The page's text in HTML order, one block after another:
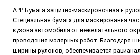
APP Бумага защитно-маскировочная в
Специальная бумага для маскирования
кузова автомобиля от нежелательного
проведения малярных работ. Благодаря
ширины рулонов, обеспечивается